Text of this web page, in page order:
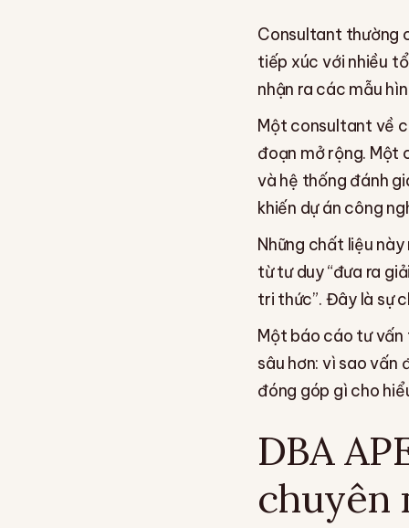
Consultant thường
tiếp xúc với nhiều
nhận ra các mẫu
Một consultant về
đoạn mở rộng. Một
và hệ thống đánh
khiến dự án công
Những chất liệu
từ tư duy “đưa ra
tri thức”. Đây là sự
Một báo cáo tư vấn
sâu hơn: vì sao vấn
đóng góp gì cho
DBA
chuyên